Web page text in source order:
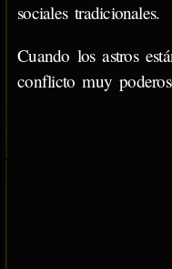
sociales tradicionales.
Cuando los astros
conflicto muy